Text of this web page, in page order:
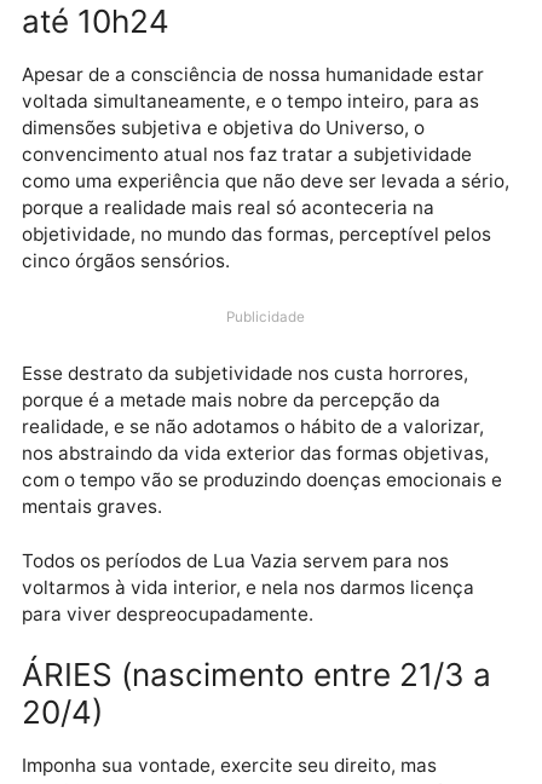
Lua vazia de manhã
Data estelar: Lua Vazia das
até 10h24
Apesar de a consciência de nossa humanidade estar
voltada simultaneamente, e o tempo inteiro, para as
dimensões subjetiva e objetiva do Universo, o
como uma experiência que não deve ser levada a
objetividade, no mundo das formas, perceptível
cinco órgãos sensórios.
Publicidade
porque é a metade mais nobre da percepção da
realidade, e se não adotamos o hábito de a valorizar,
nos abstraindo da vida exterior das formas objetivas,
com o tempo vão se produzindo doenças
mentais graves.
voltarmos à vida interior, e nela nos darmos licença